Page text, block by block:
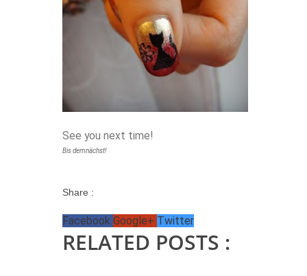
See you next time!
Bis demnächst!
Share :
Facebook Google+ Twitter
RELATED POSTS :